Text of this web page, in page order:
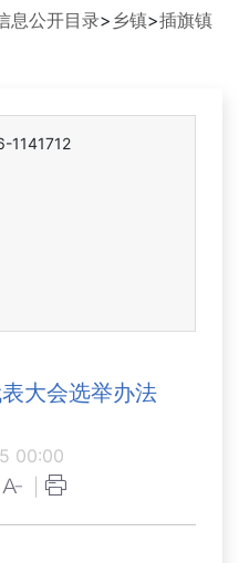
息公开目录> 乡镇>插旗镇
1141712
大会选举办法
00:00